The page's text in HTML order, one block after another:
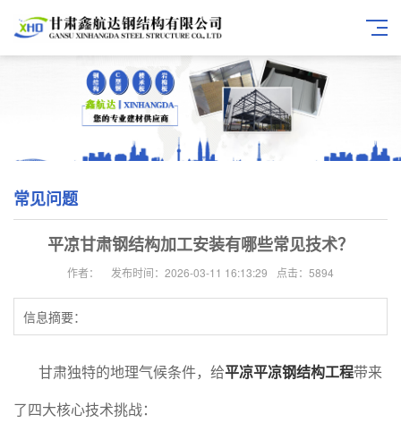
常见问题
平凉甘肃钢结构加工安装有哪些常见技术？
作者： 发布时间：2026-03-11 16:13:29 点击：5894
信息摘要：
甘肃独特的地理气候条件，给平凉平凉钢结构工程带来
了四大核心技术挑战：